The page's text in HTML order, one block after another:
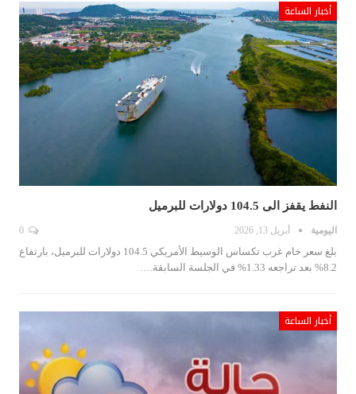
أخبار الساعة
النفط يقفز الى 104.5 دولارات للبرميل
اليومية أبريل 13, 2026
بلغ سعر خام غرب تكساس الوسيط الأمريكي 104.5 دولارات للبرميل، بارتفاع
8.2% بعد تراجعه 1.33% في الجلسة السابقة.…
أخبار الساعة